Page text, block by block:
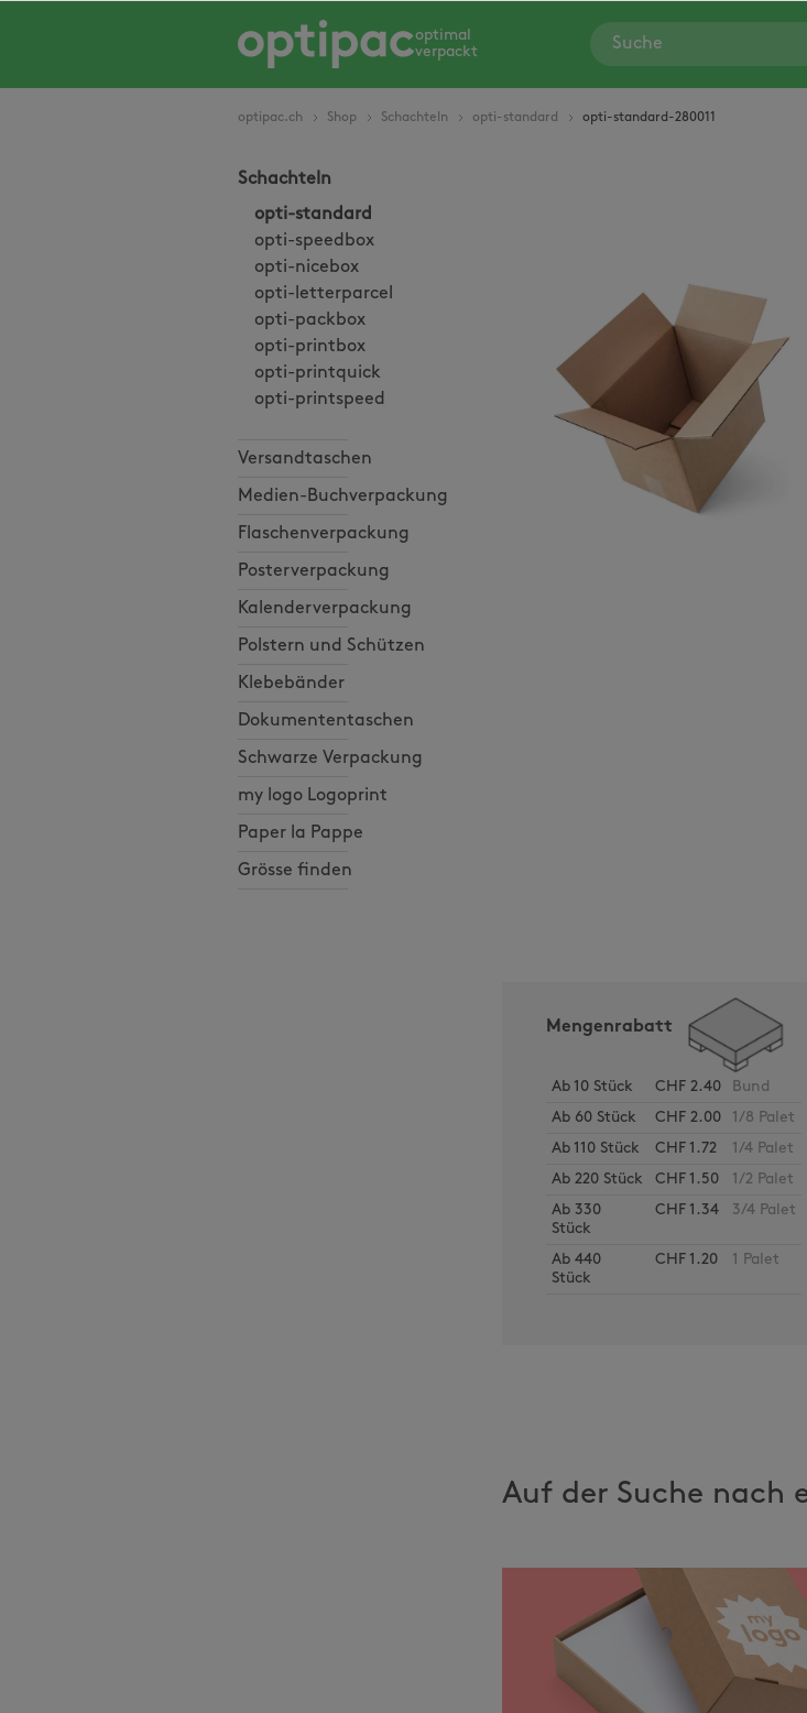
Zur Hauptnavigation springen
optimal
verpackt
optipac.ch Shop Schachteln opti-standard opti-standard-280011
Schachteln
opti-standard
opti-speedbox
opti-nicebox
opti-letterparcel
opti-packbox
opti-printbox
opti-printquick
opti-printspeed
Versandtaschen
Medien-Buchverpackung
Flaschenverpackung
Posterverpackung
Kalenderverpackung
Polstern und Schützen
Klebebänder
Dokumententaschen
Schwarze Verpackung
my logo Logoprint
Paper la Pappe
Grösse finden
Mengenrabatt
Ab 10 Stück CHF 2.40
Bund
Ab 60 Stück CHF 2.00
1/8 Palet
Ab 110 Stück CHF 1.72
1/4 Palet
Ab 220 Stück CHF 1.50
1/2 Palet
Ab 330
Stück
CHF 1.34 3/4 Palet
Ab 440
Stück
CHF 1.20 1 Palet
Auf der Suche nach